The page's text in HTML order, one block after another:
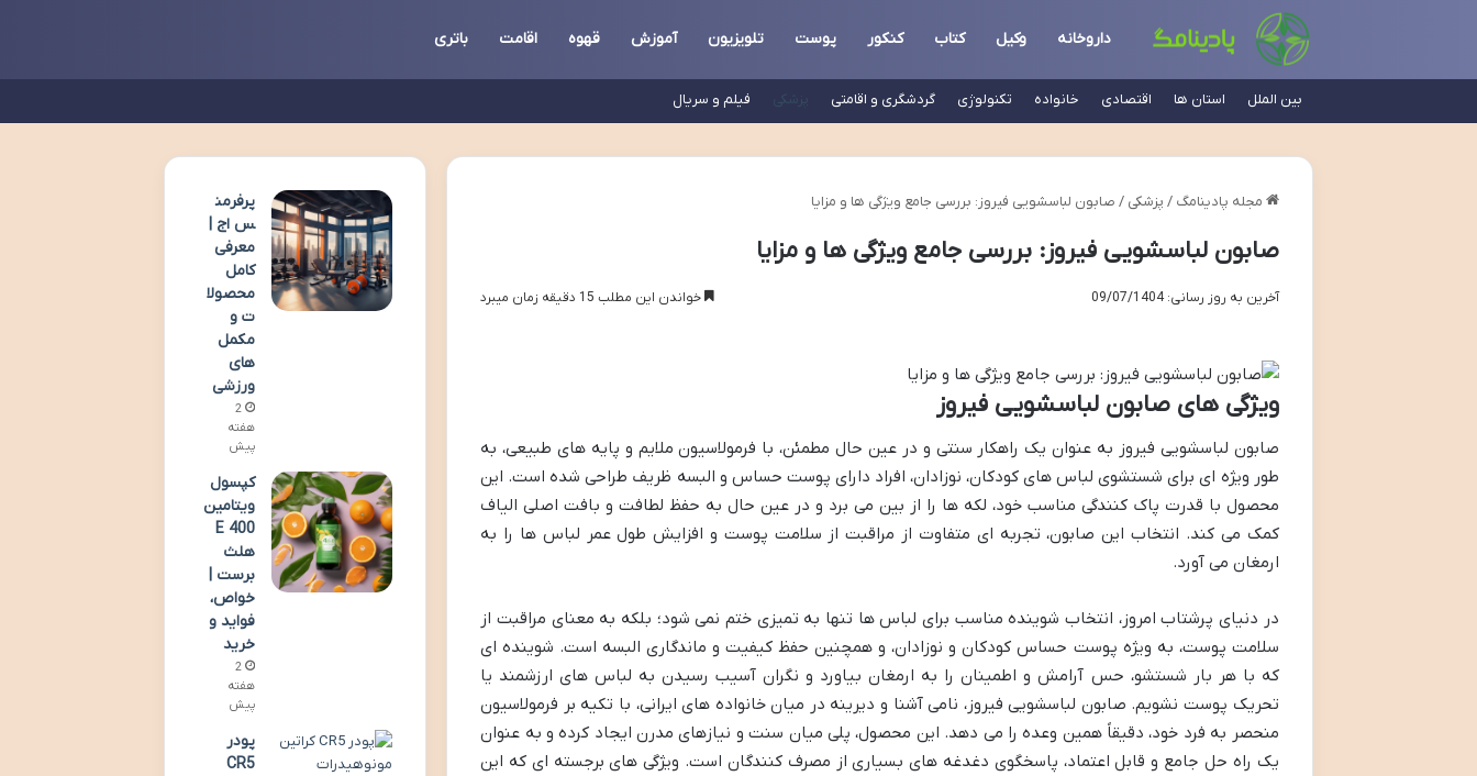
داروخانه وکیل کتاب کنکور پوست تلویزیون آموزش قهوه اقامت باتری
بین الملل استان ها اقتصادی خانواده تکنولوژی گردشگری و اقامتی پزشکی فیلم و سریال
مجله پادینامگ / پزشکی / صابون لباسشویی فیروز: بررسی جامع ویژگی ها و مزایا
صابون لباسشویی فیروز: بررسی جامع ویژگی ها و مزایا
آخرین به روز رسانی: 09/07/1404 خواندن این مطلب 15 دقیقه زمان میبرد
ویژگی های صابون لباسشویی فیروز
صابون لباسشویی فیروز به عنوان یک راهکار سنتی و در عین حال مطمئن، با فرمولاسیون ملایم و پایه های طبیعی، به
طور ویژه ای برای شستشوی لباس های کودکان، نوزادان، افراد دارای پوست حساس و البسه ظریف طراحی شده است. این
محصول با قدرت پاک کنندگی مناسب خود، لکه ها را از بین می برد و در عین حال به حفظ لطافت و بافت اصلی الیاف
کمک می کند. انتخاب این صابون، تجربه ای متفاوت از مراقبت از سلامت پوست و افزایش طول عمر لباس ها را به
ارمغان می آورد.
در دنیای پرشتاب امروز، انتخاب شوینده مناسب برای لباس ها تنها به تمیزی ختم نمی شود؛ بلکه به معنای مراقبت از
سلامت پوست، به ویژه پوست حساس کودکان و نوزادان، و همچنین حفظ کیفیت و ماندگاری البسه است. شوینده ای
که با هر بار شستشو، حس آرامش و اطمینان را به ارمغان بیاورد و نگران آسیب رسیدن به لباس های ارزشمند یا
تحریک پوست نشویم. صابون لباسشویی فیروز، نامی آشنا و دیرینه در میان خانواده های ایرانی، با تکیه بر فرمولاسیون
منحصر به فرد خود، دقیقاً همین وعده را می دهد. این محصول، پلی میان سنت و نیازهای مدرن ایجاد کرده و به عنوان
یک راه حل جامع و قابل اعتماد، پاسخگوی دغدغه های بسیاری از مصرف کنندگان است. ویژگی های برجسته ای که این
پرفرمن
س اج |
معرفی
کامل
محصولا
ت و
مکمل
های
ورزشی
2
هفته
پیش
کپسول
ویتامین
E 400
هلث
برست |
خواص،
فواید و
خرید
2
هفته
پیش
پودر
CR5